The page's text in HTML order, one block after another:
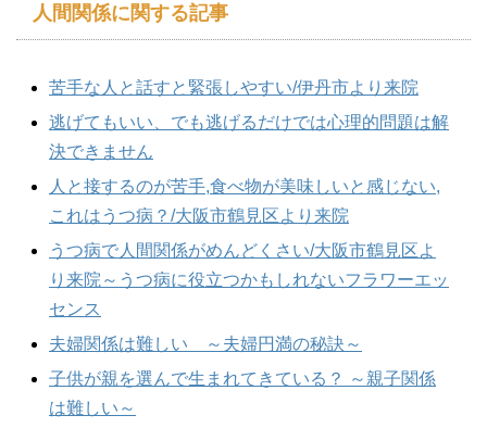
人間関係に関する記事
苦手な人と話すと緊張しやすい/伊丹市より来院
逃げてもいい、でも逃げるだけでは心理的問題は解
決できません
人と接するのが苦手,食べ物が美味しいと感じない,
これはうつ病？/大阪市鶴見区より来院
うつ病で人間関係がめんどくさい/大阪市鶴見区よ
り来院～うつ病に役立つかもしれないフラワーエッ
センス
夫婦関係は難しい ～夫婦円満の秘訣～
子供が親を選んで生まれてきている？ ～親子関係
は難しい～